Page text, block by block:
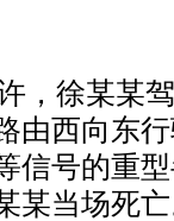
，徐某某
由西向东
信号的重
某当场死